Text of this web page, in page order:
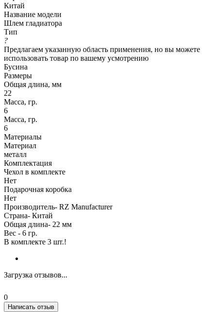
Китай
Название модели
Шлем гладиатора
Тип
?
Предлагаем указанную область применения, но вы можете
использовать товар по вашему усмотрению
Бусина
Размеры
Общая длина, мм
22
Масса, гр.
6
Масса, гр.
6
Материалы
Материал
металл
Комплектация
Чехол в комплекте
Нет
Подарочная коробка
Нет
Производитель- RZ Manufacturer
Страна- Китай
Oбщая длина- 22 мм
Вес - 6 гр.
В комплекте 3 шт.!
Загрузка отзывов...
0
Написать отзыв